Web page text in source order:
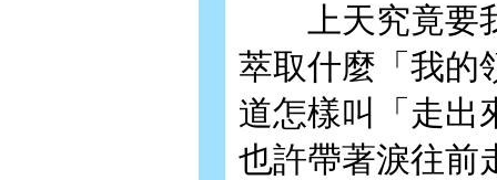
上天究竟要我
萃取什麼「我的
道怎樣叫「走出
也許帶著淚往前